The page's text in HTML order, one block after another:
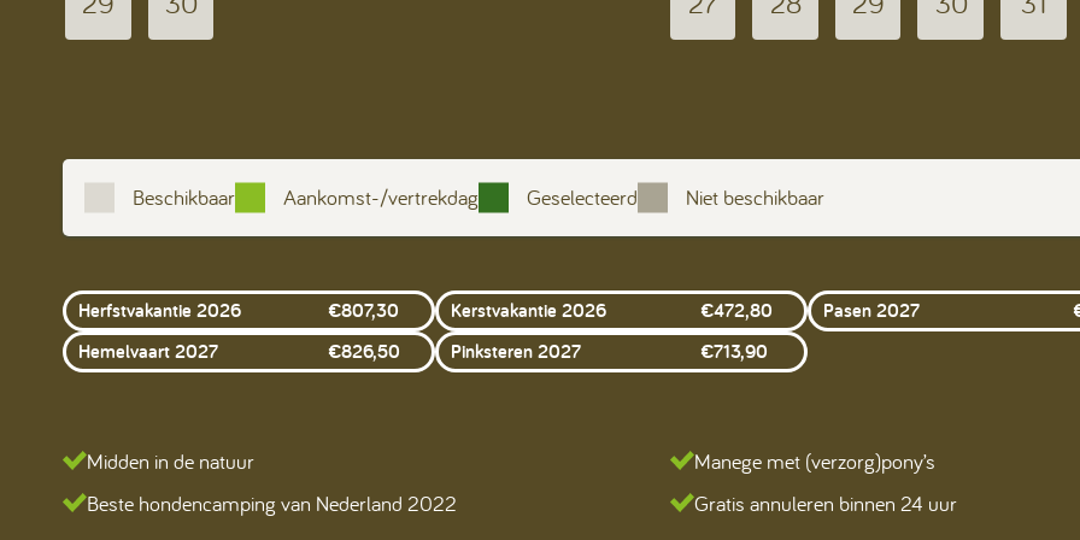
Beschikbaar Aankomst-/vertrekdag Geselecteerd Niet beschikbaar
Herfstvakantie 2026 €807,30 Kerstvakantie 2026 €472,80 Pasen 2027
Hemelvaart 2027
€826,50 Pinksteren 2027 €713,90
Midden in de natuur
Manege met (verzorg)pony’s
Beste hondencamping van Nederland 2022
Gratis annuleren binnen 24 uur